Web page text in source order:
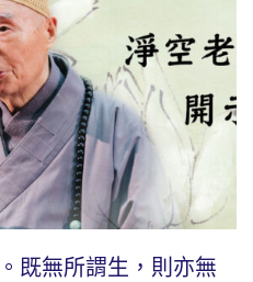
既無所謂生，則亦無